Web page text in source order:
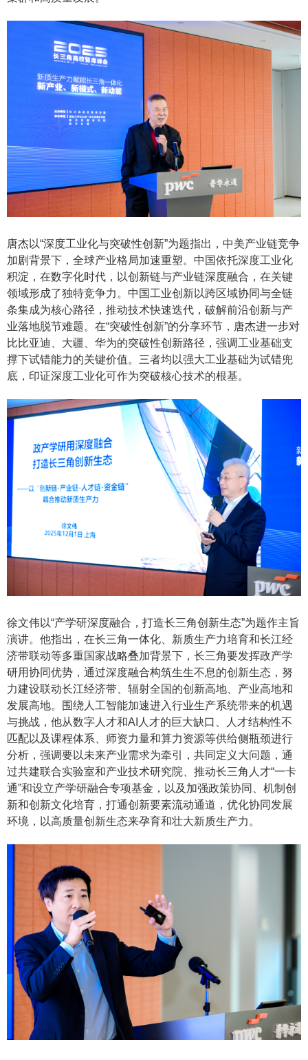
唐杰以“深度工业化与突破性创新”为题指出，中美产业链竞争
加剧背景下，全球产业格局加速重塑。中国依托深度工业化
积淀，在数字化时代，以创新链与产业链深度融合，在关键
领域形成了独特竞争力。中国工业创新以跨区域协同与全链
条集成为核心路径，推动技术快速迭代，破解前沿创新与产
业落地脱节难题。在“突破性创新”的分享环节，唐杰进一步对
比比亚迪、大疆、华为的突破性创新路径，强调工业基础支
撑下试错能力的关键价值。三者均以强大工业基础为试错兜
底，印证深度工业化可作为突破核心技术的根基。
徐文伟以“产学研深度融合，打造长三角创新生态”为题作主旨
演讲。他指出，在长三角一体化、新质生产力培育和长江经
济带联动等多重国家战略叠加背景下，长三角要发挥政产学
研用协同优势，通过深度融合构筑生生不息的创新生态，努
力建设联动长江经济带、辐射全国的创新高地、产业高地和
发展高地。围绕人工智能加速进入行业生产系统带来的机遇
与挑战，他从数字人才和AI人才的巨大缺口、人才结构性不
匹配以及课程体系、师资力量和算力资源等供给侧瓶颈进行
分析，强调要以未来产业需求为牵引，共同定义大问题，通
过共建联合实验室和产业技术研究院、推动长三角人才“一卡
通”和设立产学研融合专项基金，以及加强政策协同、机制创
新和创新文化培育，打通创新要素流动通道，优化协同发展
环境，以高质量创新生态来孕育和壮大新质生产力。